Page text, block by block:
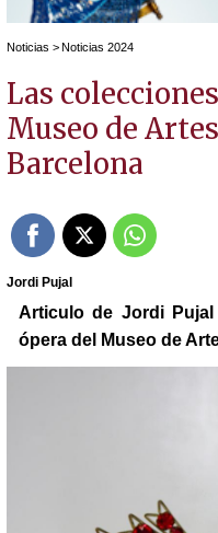
Noticias > Noticias 2024
Las
Museo de
Barcelona
Jordi Pujal
Articulo de Jordi
ópera del Museo de